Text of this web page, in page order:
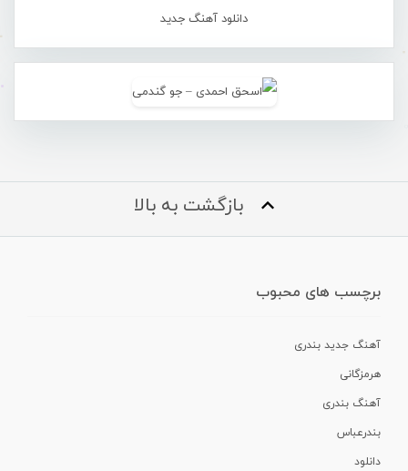
دانلود آهنگ جدید
بازگشت به بالا
برچسب های محبوب
آهنگ جدید بندری
هرمزگانی
آهنگ بندری
بندرعباس
دانلود